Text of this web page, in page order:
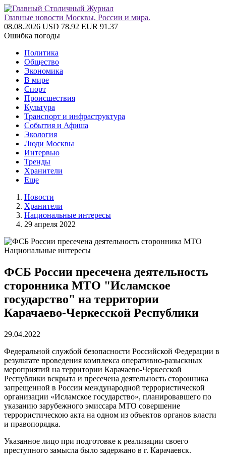
Главные новости Москвы, России и мира.
08.08.2026 USD 78.92 EUR 91.37
Ошибка погоды
Политика
Общество
Экономика
В мире
Спорт
Происшествия
Культура
Транспорт и инфраструктура
События и Афиша
Экология
Люди Москвы
Интервью
Тренды
Хранители
Еще
Новости
Хранители
Национальные интересы
29 апреля 2022
Национальные интересы
ФСБ России пресечена деятельность
сторонника МТО "Исламское
государство" на территории
Карачаево-Черкесской Республики
29.04.2022
Федеральной службой безопасности Российской Федерации в
результате проведения комплекса оперативно-разыскных
мероприятий на территории Карачаево-Черкесской
Республики вскрыта и пресечена деятельность сторонника
запрещенной в России международной террористической
организации «Исламское государство», планировавшего по
указанию зарубежного эмиссара МТО совершение
террористическою акта на одном из объектов органов власти
и правопорядка.
Указанное лицо при подготовке к реализации своего
преступного замысла было задержано в г. Карачаевск.